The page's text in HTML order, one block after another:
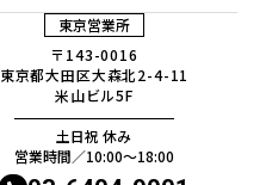
東京営業所
〒143-0016
東京都大田区大森北2-4-11
米山ビル5F
土日祝 休み
営業時間／10:00〜18:00